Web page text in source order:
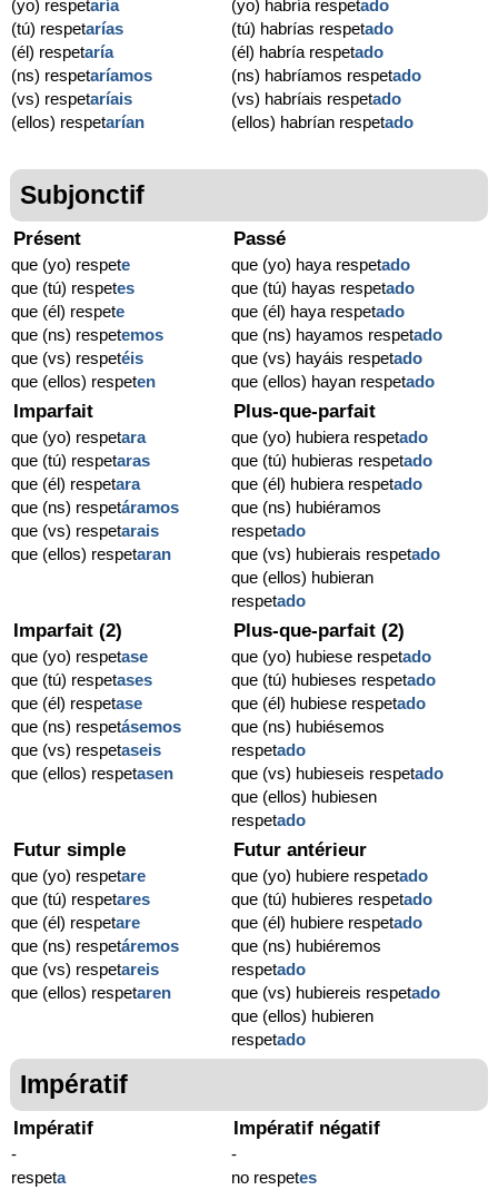
(yo) respetaría
(tú) respetarías
(él) respetaría
(ns) respetaríamos
(vs) respetaríais
(ellos) respetarían
(yo) habría respetado
(tú) habrías respetado
(él) habría respetado
(ns) habríamos respetado
(vs) habríais respetado
(ellos) habrían respetado
Subjonctif
Présent
que (yo) respete
que (tú) respetes
que (él) respete
que (ns) respetemos
que (vs) respetéis
que (ellos) respeten
Passé
que (yo) haya respetado
que (tú) hayas respetado
que (él) haya respetado
que (ns) hayamos respetado
que (vs) hayáis respetado
que (ellos) hayan respetado
Imparfait
que (yo) respetara
que (tú) respetaras
que (él) respetara
que (ns) respetáramos
que (vs) respetarais
que (ellos) respetaran
Plus-que-parfait
que (yo) hubiera respetado
que (tú) hubieras respetado
que (él) hubiera respetado
que (ns) hubiéramos
respetado
que (vs) hubierais respetado
que (ellos) hubieran
respetado
Imparfait (2)
que (yo) respetase
que (tú) respetases
que (él) respetase
que (ns) respetásemos
que (vs) respetaseis
que (ellos) respetasen
Plus-que-parfait (2)
que (yo) hubiese respetado
que (tú) hubieses respetado
que (él) hubiese respetado
que (ns) hubiésemos
respetado
que (vs) hubieseis respetado
que (ellos) hubiesen
respetado
Futur simple
que (yo) respetare
que (tú) respetares
que (él) respetare
que (ns) respetáremos
que (vs) respetareis
que (ellos) respetaren
Futur antérieur
que (yo) hubiere respetado
que (tú) hubieres respetado
que (él) hubiere respetado
que (ns) hubiéremos
respetado
que (vs) hubiereis respetado
que (ellos) hubieren
respetado
Impératif
Impératif
-
respeta
Impératif négatif
-
no respetes